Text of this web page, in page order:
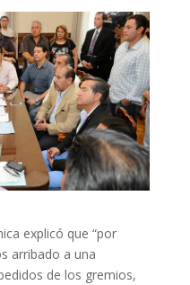
explicó que “por
arribado a una
de los gremios,